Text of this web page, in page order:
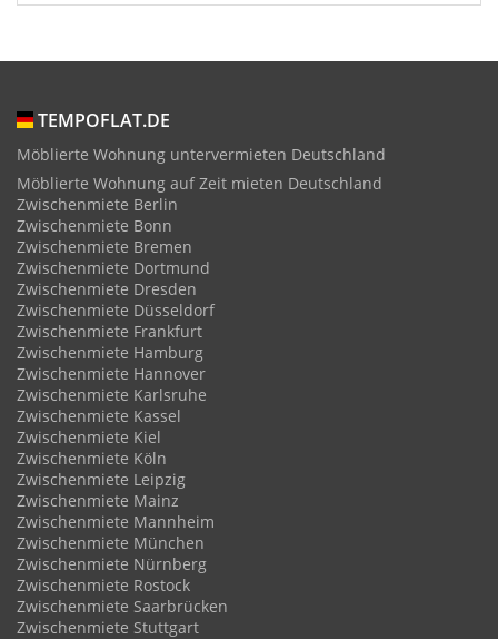
TEMPOFLAT.DE
Möblierte Wohnung untervermieten Deutschland
Möblierte Wohnung auf Zeit mieten Deutschland
Zwischenmiete Berlin
Zwischenmiete Bonn
Zwischenmiete Bremen
Zwischenmiete Dortmund
Zwischenmiete Dresden
Zwischenmiete Düsseldorf
Zwischenmiete Frankfurt
Zwischenmiete Hamburg
Zwischenmiete Hannover
Zwischenmiete Karlsruhe
Zwischenmiete Kassel
Zwischenmiete Kiel
Zwischenmiete Köln
Zwischenmiete Leipzig
Zwischenmiete Mainz
Zwischenmiete Mannheim
Zwischenmiete München
Zwischenmiete Nürnberg
Zwischenmiete Rostock
Zwischenmiete Saarbrücken
Zwischenmiete Stuttgart